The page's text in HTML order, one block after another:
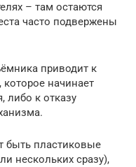
– там остаются
часто подвержены
приводит к
начинает
либо к отказу
быть пластиковые
нескольких сразу),